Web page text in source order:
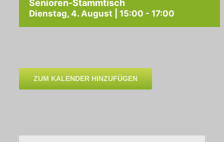
Senioren-Stammtisch
Dienstag, 4. August | 15:00 - 17:00
ZUM KALENDER HINZUFÜGEN